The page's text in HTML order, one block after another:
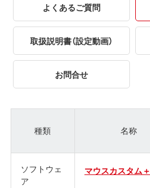
よくあるご質問
取扱説明書（設定動画）
お問合せ
種類 名称
ソフトウェ
ア
マウスカスタム＋